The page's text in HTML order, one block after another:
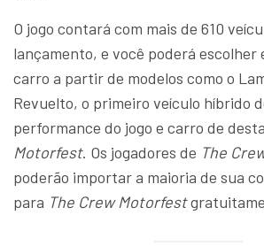
O jogo contará com mais de 610
lançamento, e você poderá escolher
carro a partir de modelos como o
Revuelto, o primeiro veículo híbrido
performance do jogo e carro de
Motorfest. Os jogadores de The
poderão importar a maioria de sua
para The Crew Motorfest